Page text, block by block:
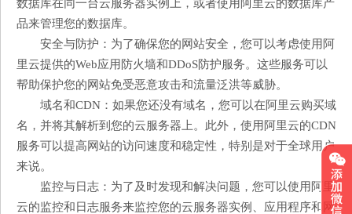
数据库在同一台云服务器实例上，或者使用阿里云的数据库产
品来管理您的数据库。
安全与防护：为了确保您的网站安全，您可以考虑使用阿
里云提供的Web应用防火墙和DDoS防护服务。这些服务可以
帮助保护您的网站免受恶意攻击和流量泛洪等威胁。
域名和CDN：如果您还没有域名，您可以在阿里云购买域
名，并将其解析到您的云服务器上。此外，使用阿里云的CDN
服务可以提高网站的访问速度和稳定性，特别是对于全球用户
来说。
监控与日志：为了及时发现和解决问题，您可以使用阿里
云的监控和日志服务来监控您的云服务器实例、应用程序和网